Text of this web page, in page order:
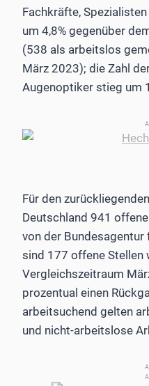
Fachkräfte,
um 4,8% gegenüber
(538 als arbeitslos
März 2023); die Zahl
Augenoptiker stieg um
Für den
Deutschland 941
von der
sind 177 offene Stellen
Vergleichszeitraum
prozentual einen
arbeitsuchend gelten
und nicht-arbeitslose